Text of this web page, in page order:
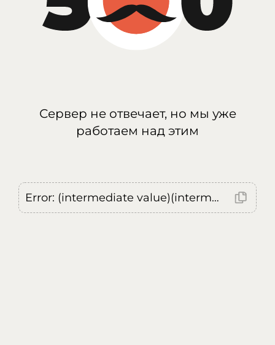
Сервер не отвечает, но мы уже
работаем над этим
Error: (intermediate value)(intermediate value)(intermediate value).replaceAll is not a function